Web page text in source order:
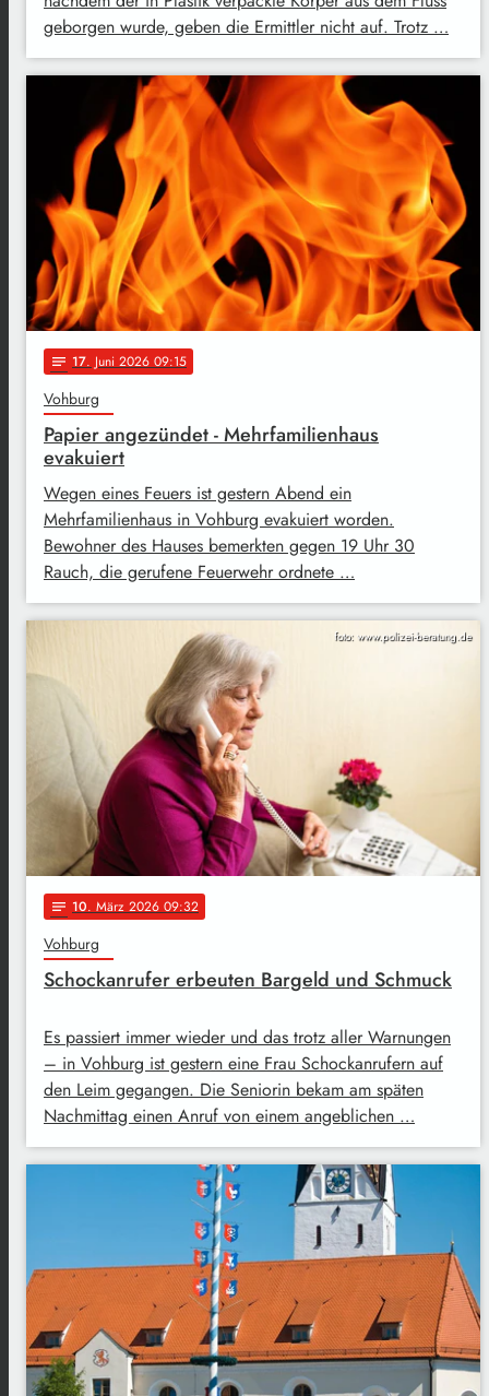
geborgen wurde, geben die Ermittler nicht auf. Trotz …
notes 17. Juni 2026 09:15
Vohburg
Papier angezündet - Mehrfamilienhaus
evakuiert
Wegen eines Feuers ist gestern Abend ein
Mehrfamilienhaus in Vohburg evakuiert worden.
Bewohner des Hauses bemerkten gegen 19 Uhr 30
Rauch, die gerufene Feuerwehr ordnete …
foto: www.polizei-beratung.de
notes 10. März 2026 09:32
Vohburg
Schockanrufer erbeuten Bargeld und Schmuck
Es passiert immer wieder und das trotz aller Warnungen
– in Vohburg ist gestern eine Frau Schockanrufern auf
den Leim gegangen. Die Seniorin bekam am späten
Nachmittag einen Anruf von einem angeblichen …